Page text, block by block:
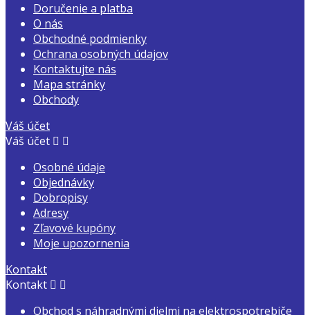
Doručenie a platba
O nás
Obchodné podmienky
Ochrana osobných údajov
Kontaktujte nás
Mapa stránky
Obchody
Váš účet
Váš účet  
Osobné údaje
Objednávky
Dobropisy
Adresy
Zľavové kupóny
Moje upozornenia
Kontakt
Kontakt  
Obchod s náhradnými dielmi na elektrospotrebiče